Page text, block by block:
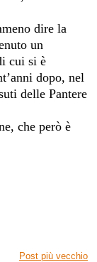
dire la
un
cui si è
dopo, nel
delle Pantere
che però è
Post più vecchio